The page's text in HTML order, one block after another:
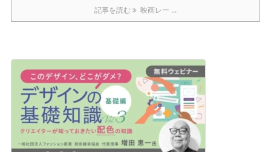
記事を読む 映画レー ...